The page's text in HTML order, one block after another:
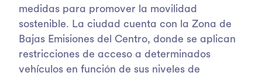
medidas para promover la movilidad
sostenible. La ciudad cuenta con la Zona de
Bajas Emisiones del Centro, donde se aplican
restricciones de acceso a determinados
vehículos en función de sus niveles de